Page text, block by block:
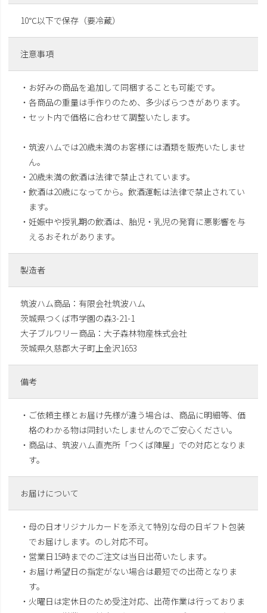
10℃以下で保存（要冷蔵）
注意事項
・お好みの商品を追加して同梱することも可能です。
・各商品の重量は手作りのため、多少ばらつきがあります。
・セット内で価格に合わせて調整いたします。
・筑波ハムでは20歳未満のお客様には酒類を販売いたしませ
ん。
・20歳未満の飲酒は法律で禁止されています。
・飲酒は20歳になってから。飲酒運転は法律で禁止されてい
ます。
・妊娠中や授乳期の飲酒は、胎児・乳児の発育に悪影響を与
えるおそれがあります。
製造者
筑波ハム商品：有限会社筑波ハム
茨城県つくば市学園の森3-21-1
大子ブルワリー商品：大子森林物産株式会社
茨城県久慈郡大子町上金沢1653
備考
・ご依頼主様とお届け先様が違う場合は、商品に明細等、価
格のわかる物は同封いたしませんのでご安心ください。
・商品は、筑波ハム直売所「つくば陣屋」での対応となりま
す。
お届けについて
・母の日オリジナルカードを添えて特別な母の日ギフト包装
でお届けします。のし対応不可。
・営業日15時までのご注文は当日出荷いたします。
・お届け希望日の指定がない場合は最短での出荷となりま
す。
・火曜日は定休日のため受注対応、出荷作業は行っておりま